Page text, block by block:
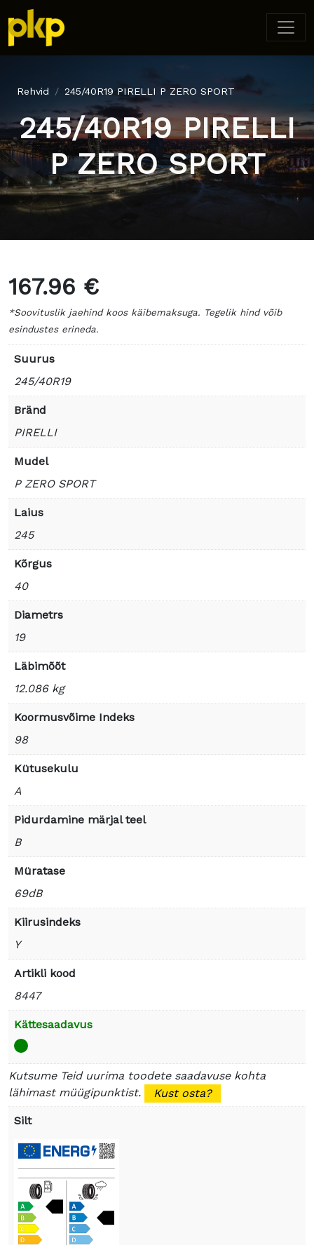
Rehvid 245/40R19 PIRELLI P ZERO SPORT
245/40R19 PIRELLI
P ZERO SPORT
167.96 €
*Soovituslik jaehind koos käibemaksuga. Tegelik hind võib
esindustes erineda.
Suurus
245/40R19
Bränd
PIRELLI
Mudel
P ZERO SPORT
Laius
245
Kõrgus
40
Diametrs
19
Läbimõõt
12.086 kg
Koormusvõime Indeks
98
Kütusekulu
A
Pidurdamine märjal teel
B
Müratase
69dB
Kiirusindeks
Y
Artikli kood
8447
Kättesaadavus
Kutsume Teid uurima toodete saadavuse kohta
lähimast müügipunktist.
Kust osta?
Silt